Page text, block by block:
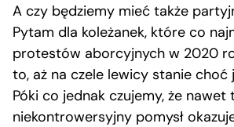
A czy będziemy mieć także
Pytam dla koleżanek, które co
protestów aborcyjnych w 2020
to, aż na czele lewicy stanie choć
Póki co jednak czujemy, że nawet
niekontrowersyjny pomysł